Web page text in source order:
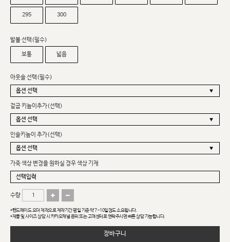
295 300
발볼 선택(필수)
보통 넓음
아웃솔 선택(필수)
겉굽 키높이추가(선택)
인솔키높이 추가(선택)
가죽 색상 변경을 원하실 경우 색상 기재
수량
*핸드메이드 오더 제작으로 제작기간 평일 기준 약 7~10일정도 소요됩니다.
*제품 및 사이즈 상담 시 카카오채널 문의 또는 고객센터로 연락주시면 빠른 상담 가능합니다.
장바구니